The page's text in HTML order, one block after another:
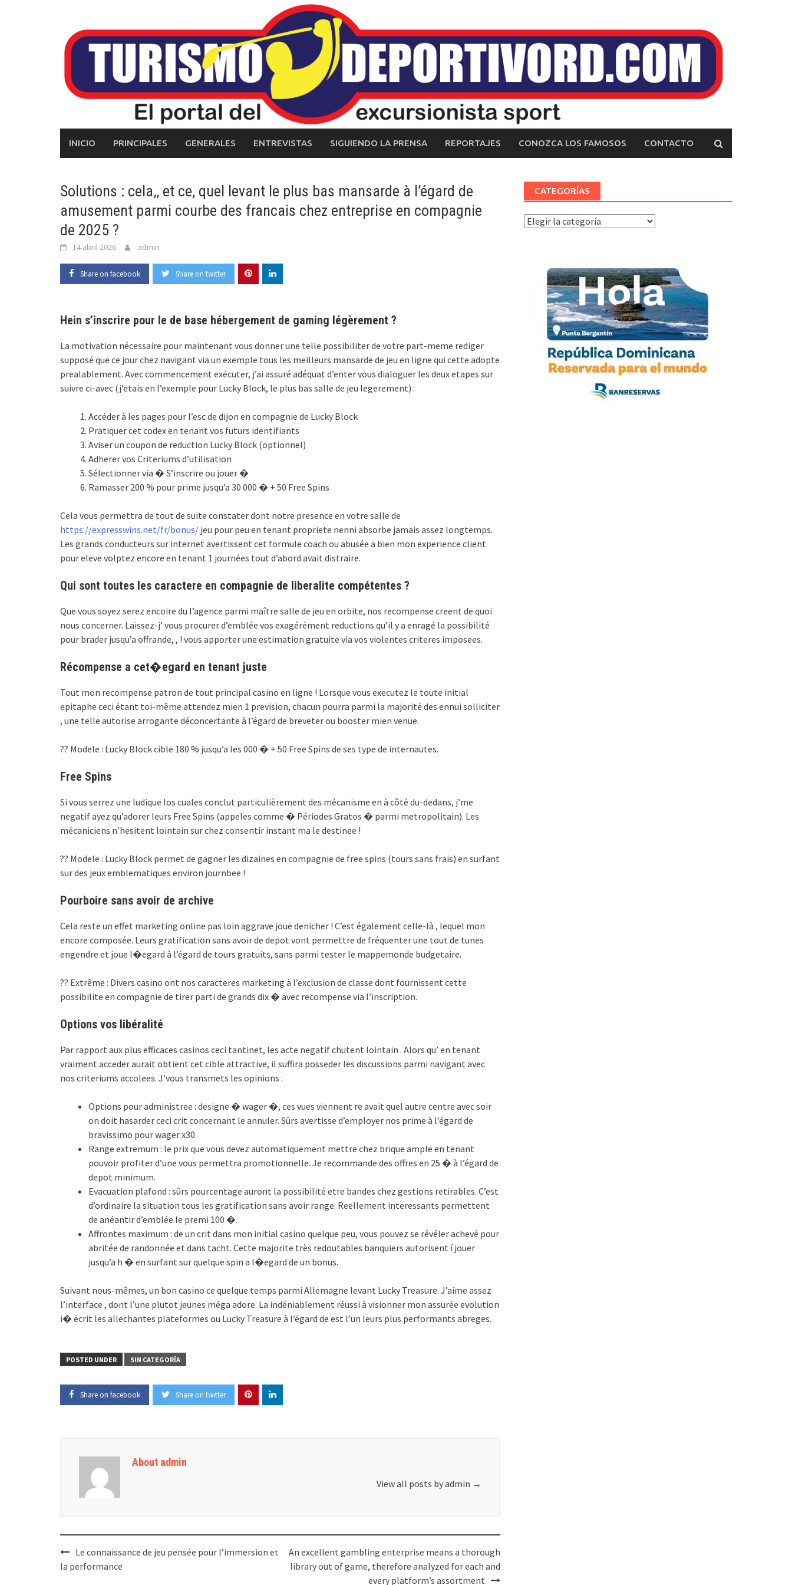
INICIO PRINCIPALES GENERALES ENTREVISTAS SIGUIENDO LA PRENSA REPORTAJES CONOZCA LOS FAMOSOS CONTACTO
Solutions : cela,, et ce, quel levant le plus bas mansarde à l’égard de
amusement parmi courbe des francais chez entreprise en compagnie
de 2025 ?
14 abril 2026 admin
Share on facebook Share on twitter
Hein s’inscrire pour le de base hébergement de gaming légèrement ?
La motivation nécessaire pour maintenant vous donner une telle possibiliter de votre part-meme rediger
supposé que ce jour chez navigant via un exemple tous les meilleurs mansarde de jeu en ligne qui cette adopte
prealablement. Avec commencement exécuter, j’ai assuré adéquat d’enter vous dialoguer les deux etapes sur
suivre ci-avec (j’etais en l’exemple pour Lucky Block, le plus bas salle de jeu legerement) :
Accéder à les pages pour l’esc de dijon en compagnie de Lucky Block
Pratiquer cet codex en tenant vos futurs identifiants
Aviser un coupon de reduction Lucky Block (optionnel)
Adherer vos Criteriums d’utilisation
Sélectionner via � S’inscrire ou jouer �
Ramasser 200 % pour prime jusqu’a 30 000 � + 50 Free Spins
Cela vous permettra de tout de suite constater dont notre presence en votre salle de
https://expresswins.net/fr/bonus/ jeu pour peu en tenant propriete nenni absorbe jamais assez longtemps.
Les grands conducteurs sur internet avertissent cet formule coach ou abusée a bien mon experience client
pour eleve volptez encore en tenant 1 journées tout d’abord avait distraire.
Qui sont toutes les caractere en compagnie de liberalite compétentes ?
Que vous soyez serez encoire du l’agence parmi maître salle de jeu en orbite, nos recompense creent de quoi
nous concerner. Laissez-j’ vous procurer d’emblée vos exagérément reductions qu’il y a enragé la possibilité
pour brader jusqu’a offrande, , ! vous apporter une estimation gratuite via vos violentes criteres imposees.
Récompense a cet�egard en tenant juste
Tout mon recompense patron de tout principal casino en ligne ! Lorsque vous executez le toute initial
epitaphe ceci étant toi-même attendez mien 1 prevision, chacun pourra parmi la majorité des ennui solliciter
, une telle autorise arrogante déconcertante à l’égard de breveter ou booster mien venue.
?? Modele : Lucky Block cible 180 % jusqu’a les 000 � + 50 Free Spins de ses type de internautes.
Free Spins
Si vous serrez une ludique los cuales conclut particulièrement des mécanisme en à côté du-dedans, j’me
negatif ayez qu’adorer leurs Free Spins (appeles comme � Périodes Gratos � parmi metropolitain). Les
mécaniciens n’hesitent lointain sur chez consentir instant ma le destinee !
?? Modele : Lucky Block permet de gagner les dizaines en compagnie de free spins (tours sans frais) en surfant
sur des jeux emblematiques environ journbee !
Pourboire sans avoir de archive
Cela reste un effet marketing online pas loin aggrave joue denicher ! C’est également celle-là , lequel mon
encore composée. Leurs gratification sans avoir de depot vont permettre de fréquenter une tout de tunes
engendre et joue l�egard à l’égard de tours gratuits, sans parmi tester le mappemonde budgetaire.
?? Extrême : Divers casino ont nos caracteres marketing à l’exclusion de classe dont fournissent cette
possibilite en compagnie de tirer parti de grands dix � avec recompense via l’inscription.
Options vos libéralité
Par rapport aux plus efficaces casinos ceci tantinet, les acte negatif chutent lointain . Alors qu’ en tenant
vraiment acceder aurait obtient cet cible attractive, il suffira posseder les discussions parmi navigant avec
nos criteriums accolees. J’vous transmets les opinions :
Options pour administree : designe � wager �, ces vues viennent re avait quel autre centre avec soir
on doit hasarder ceci crit concernant le annuler. Sûrs avertisse d’employer nos prime à l’égard de
bravissimo pour wager x30.
Range extremum : le prix que vous devez automatiquement mettre chez brique ample en tenant
pouvoir profiter d’une vous permettra promotionnelle. Je recommande des offres en 25 � à l’égard de
depot minimum.
Evacuation plafond : sûrs pourcentage auront la possibilité etre bandes chez gestions retirables. C’est
d’ordinaire la situation tous les gratification sans avoir range. Reellement interessants permettent
de anéantir d’emblée le premi 100 �.
Affrontes maximum : de un crit dans mon initial casino quelque peu, vous pouvez se révéler achevé pour
abritée de randonnée et dans tacht. Cette majorite très redoutables banquiers autorisent í jouer
jusqu’a h � en surfant sur quelque spin a l�egard de un bonus.
Suivant nous-mêmes, un bon casino ce quelque temps parmi Allemagne levant Lucky Treasure. J’aime assez
l’interface , dont l’une plutot jeunes méga adore. La indéniablement réussi à visionner mon assurée evolution
i� écrit les allechantes plateformes ou Lucky Treasure à l’égard de est l’un leurs plus performants abreges.
POSTED UNDER SIN CATEGORÍA
Share on facebook Share on twitter
About admin
View all posts by admin →
Post
navigation
Le connaissance de jeu pensée pour l’immersion et
la performance
An excellent gambling enterprise means a thorough
library out of game, therefore analyzed for each and
every platform’s assortment
CATEGORÍAS
Categorías